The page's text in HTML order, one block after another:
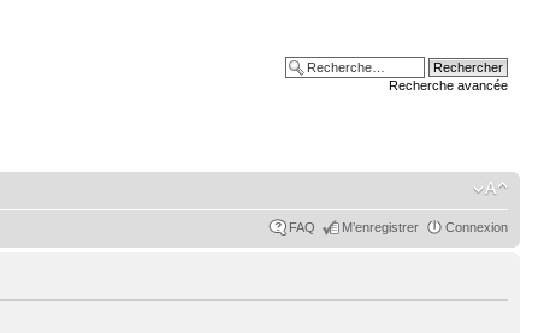
Recherche avancée
FAQ M’enregistrer Connexion